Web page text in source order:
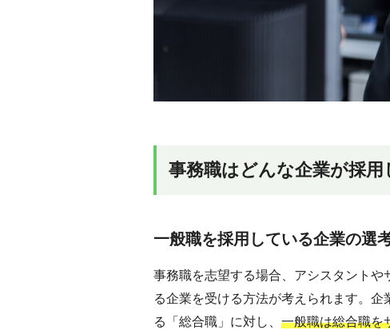
事務職はどんな企業が採
一般職を採用している企業の選
事務職を志望する場合、アシスタント
る企業を受ける方法が考えられます。
る「総合職」に対し、 一般職は総合職を